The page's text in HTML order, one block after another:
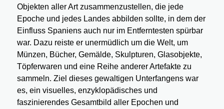
Objekten aller Art zusammenzustellen, die jede
Epoche und jedes Landes abbilden sollte, in dem der
Einfluss Spaniens auch nur im Entferntesten spürbar
war. Dazu reiste er unermüdlich um die Welt, um
Münzen, Bücher, Gemälde, Skulpturen, Glasobjekte,
Töpferwaren und eine Reihe anderer Artefakte zu
sammeln. Ziel dieses gewaltigen Unterfangens war
es, ein visuelles, enzyklopädisches und
faszinierendes Gesamtbild aller Epochen und